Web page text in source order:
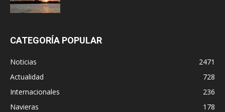
CATEGORÍA POPULAR
Noticias
2471
Actualidad
728
Internacionales
236
Navieras
178